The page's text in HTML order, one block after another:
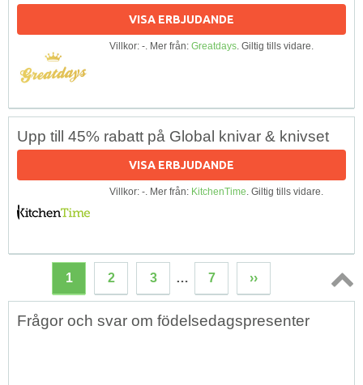
VISA ERBJUDANDE
Villkor: -. Mer från: Greatdays. Giltig tills vidare.
Upp till 45% rabatt på Global knivar & knivset
VISA ERBJUDANDE
Villkor: -. Mer från: KitchenTime. Giltig tills vidare.
1 2 3 … 7 ››
Topp
Frågor och svar om födelsedagspresenter